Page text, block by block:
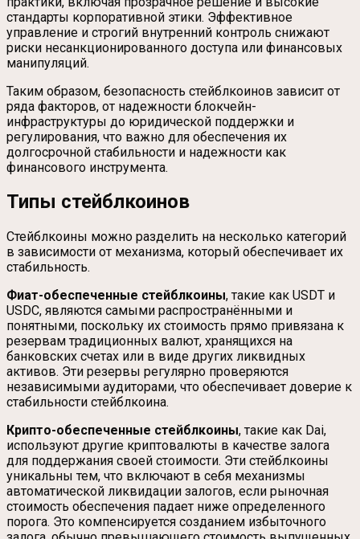
стандарты корпоративной этики. Эффективное
управление и строгий внутренний контроль снижают
риски несанкционированного доступа или финансовых
манипуляций.
Таким образом, безопасность стейблкоинов зависит от
ряда факторов, от надежности блокчейн-
инфраструктуры до юридической поддержки и
регулирования, что важно для обеспечения их
долгосрочной стабильности и надежности как
финансового инструмента.
Типы стейблкоинов
Стейблкоины можно разделить на несколько категорий
в зависимости от механизма, который обеспечивает их
стабильность.
Фиат-обеспеченные стейблкоины, такие как USDT и
USDC, являются самыми распространёнными и
понятными, поскольку их стоимость прямо привязана к
резервам традиционных валют, хранящихся на
банковских счетах или в виде других ликвидных
активов. Эти резервы регулярно проверяются
независимыми аудиторами, что обеспечивает доверие к
стабильности стейблкоина.
Крипто-обеспеченные стейблкоины, такие как Dai,
используют другие криптовалюты в качестве залога
для поддержания своей стоимости. Эти стейблкоины
уникальны тем, что включают в себя механизмы
автоматической ликвидации залогов, если рыночная
стоимость обеспечения падает ниже определенного
порога. Это компенсируется созданием избыточного